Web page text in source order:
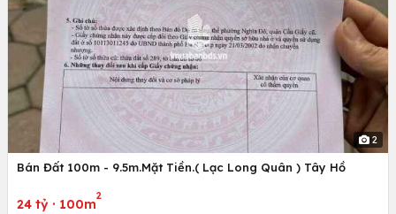
2
Bán Đất 100m - 9.5m.Mặt Tiền.( Lạc Long Quân ) Tây Hồ
24 tỷ · 100m
2